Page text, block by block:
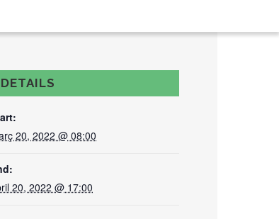
DETAILS
20, 2022 @ 08:00
20, 2022 @ 17:00